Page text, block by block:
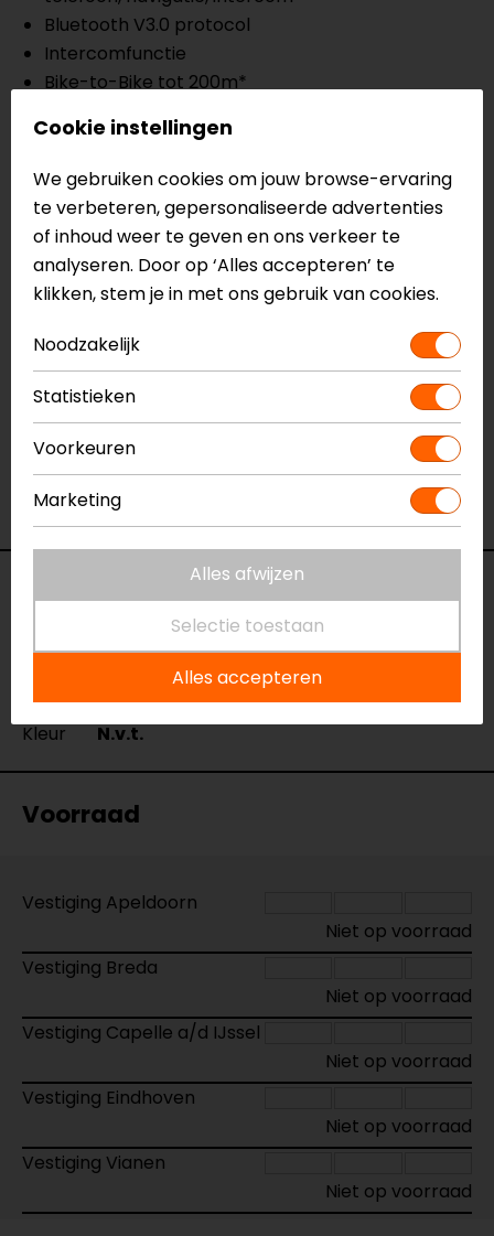
Bluetooth V3.0 protocol
Intercomfunctie
Bike-to-Bike tot 200m*
medepassagier
Stem gestuurde bediening
Firmware updaten mogelijk
Uitstekende geluidskwaliteit
Stereo headset voor Bluetooth audio apparaten
als iPod/mp3 spelers
Muziekbediening mogelijk (play, pause, nummer
vooruit/achteruit)
Tot 12 uur spreektijd, 10 dagen stand-by
Het geluid van elk aangesloten apparaat is
individueel in te stellen
Elektronische ruisonderdrukking met windruis-
eliminatie
* in open terrein
Specificaties
Naam
3S-WB Wired Boom Microphone kit
Merk
Sena
Kleur
N.v.t.
Voorraad
Vestiging Apeldoorn
Niet op voorraad
Vestiging Breda
Niet op voorraad
Vestiging Capelle a/d IJssel
Niet op voorraad
Vestiging Eindhoven
Niet op voorraad
Vestiging Vianen
Niet op voorraad
Cookie instellingen
We gebruiken cookies om jouw browse-ervaring
te verbeteren, gepersonaliseerde advertenties
of inhoud weer te geven en ons verkeer te
analyseren. Door op ‘Alles accepteren’ te
klikken, stem je in met ons gebruik van cookies.
Noodzakelijk
Statistieken
Voorkeuren
Marketing
Alles afwijzen
Selectie toestaan
Alles accepteren